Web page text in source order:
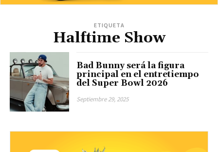
ETIQUETA
Halftime Show
Bad Bunny será la figura
principal en el entretiempo
del Super Bowl 2026
Septiembre 29, 2025